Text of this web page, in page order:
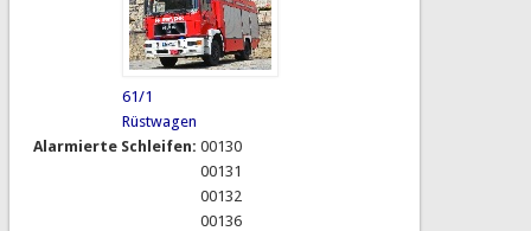
61/1
Rüstwagen
Alarmierte Schleifen: 00130
00131
00132
00136